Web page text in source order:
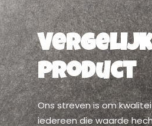
product
Ons streven is om
iedereen die waarde